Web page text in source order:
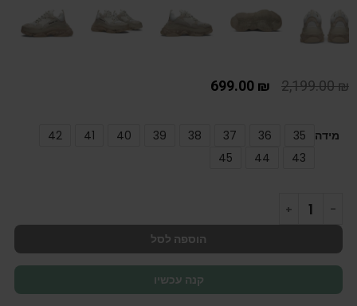
2,199.00₪
699.00 ₪
מידה 35
36
37
38
39
40
41
42
43
44
45
הוספה לסל
קנה עכשיו